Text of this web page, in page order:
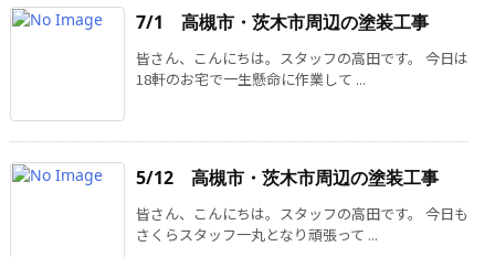
7/1 高槻市・茨木市周辺の塗装工事
皆さん、こんにちは。スタッフの高田です。 今日は
18軒のお宅で一生懸命に作業して ...
5/12 高槻市・茨木市周辺の塗装工事
皆さん、こんにちは。スタッフの高田です。 今日も
さくらスタッフ一丸となり頑張って ...